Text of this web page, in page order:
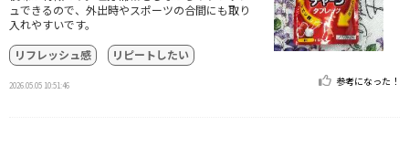
ュできるので、外出時やスポーツの合間にも取り
入れやすいです。
リフレッシュ感
リピートしたい
2026.05.05 10:51:46 参考になった！